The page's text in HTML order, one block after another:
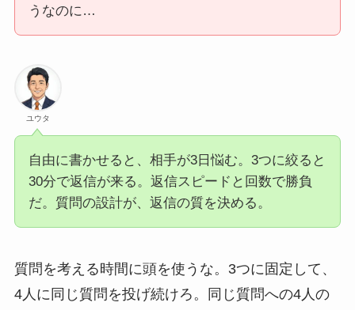
うなのに…
ユウタ
自由に書かせると、相手が3日悩む。3つに絞ると
30分で返信が来る。返信スピードと回数で勝負
だ。質問の設計が、返信の質を決める。
質問を考える時間に頭を使うな。3つに固定して、
4人に同じ質問を投げ続けろ。同じ質問への4人の